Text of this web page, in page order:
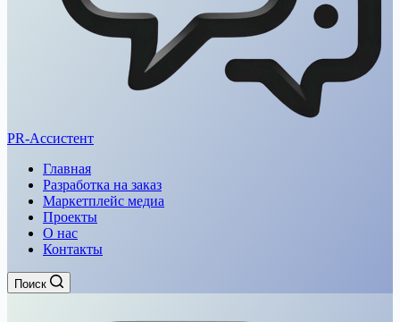
PR-Ассистент
Главная
Разработка на заказ
Маркетплейс медиа
Проекты
О нас
Контакты
Поиск